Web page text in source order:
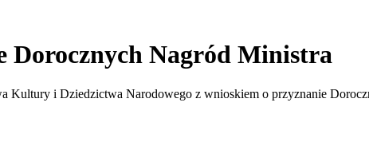
Dorocznych Nagród Ministra
Kultury i Dziedzictwa Narodowego z wnioskiem o przyznanie